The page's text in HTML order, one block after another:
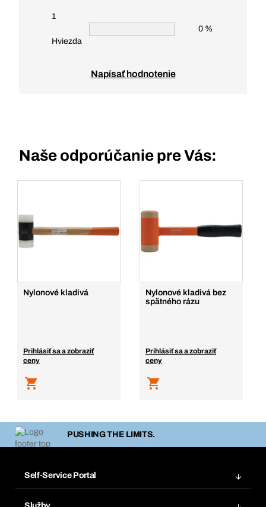
1
Hviezda
0 %
Napísať hodnotenie
Naše odporúčanie pre Vás:
Nylonové kladivá
Prihlásiť sa a zobraziť
ceny
Nylonové kladivá bez
spätného rázu
Prihlásiť sa a zobraziť
ceny
PUSHING THE LIMITS.
Self-Service Portal